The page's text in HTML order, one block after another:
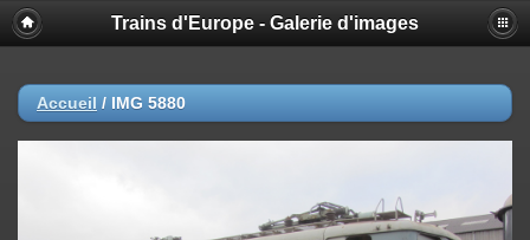
Trains d'Europe - Galerie d'images
Accueil / IMG 5880